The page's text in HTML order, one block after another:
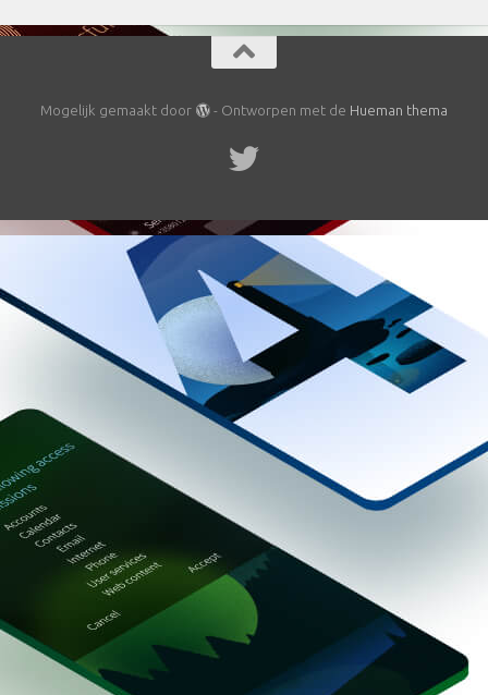
Mogelijk gemaakt door - Ontworpen met de Hueman thema